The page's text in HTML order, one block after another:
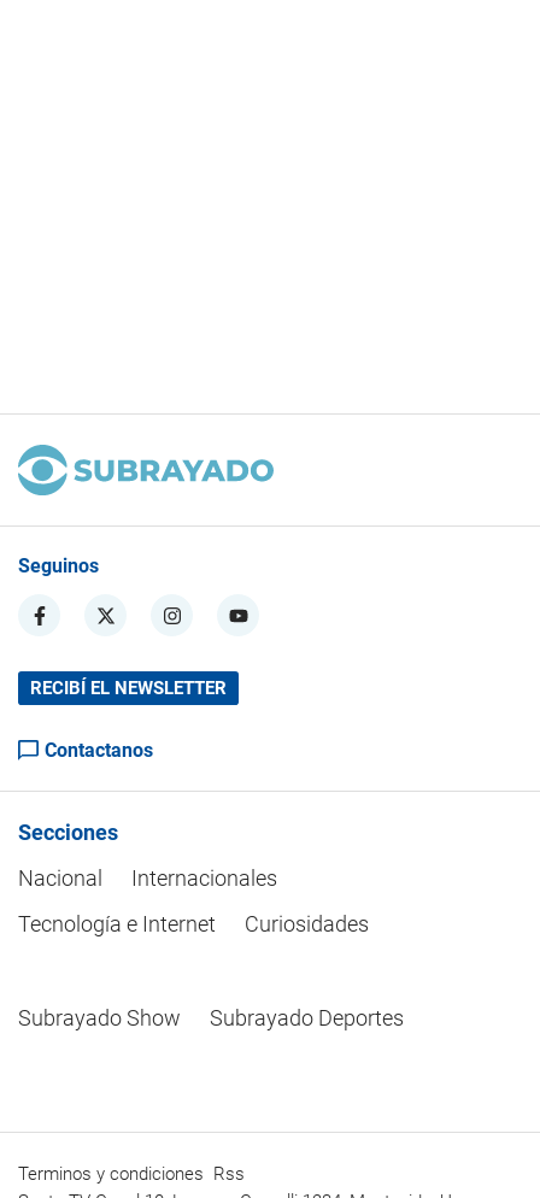
Seguinos
RECIBÍ EL NEWSLETTER
Contactanos
Secciones
Nacional
Internacionales
Tecnología e Internet
Curiosidades
Subrayado Show Subrayado Deportes
Terminos y condiciones Rss